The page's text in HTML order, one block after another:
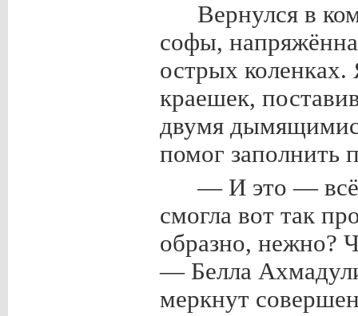
Вернулся в
софы,
острых
краешек,
двумя
помог заполнить
— И это — всё
смогла вот так
образно, нежно?
— Белла
меркнут